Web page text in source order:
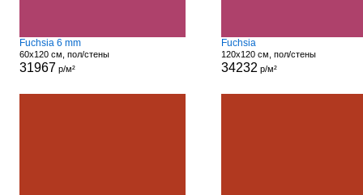
Fuchsia 6 mm
60x120 см, пол/стены
31967 р/м²
Fuchsia
120x120 см, пол/стены
34232 р/м²